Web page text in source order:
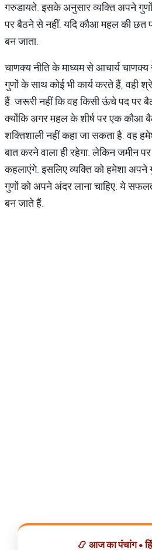
गरुडायते. इसके अनुसार व्यक्ति अपने
पर बैठने से नहीं. यदि कौआ महल की छत
बन जाता.
चाणक्य नीति के माध्यम से आचार्य
गुणों के साथ कोई भी कार्य करते हैं, वही
हैं. जरूरी नहीं कि वह किसी ऊंचे पद पर
क्योंकि अगर महल के शीर्ष पर एक कौआ
शक्तिशाली नहीं कहा जा सकता है. वह
बात करने वाला ही रहेगा. लेकिन जमीन
कहलाएंगे. इसलिए व्यक्ति को हमेशा अपने
गुणों को अपने अंदर लाना चाहिए. ये
बन जाते हैं.
📿 आज का पंचांग •